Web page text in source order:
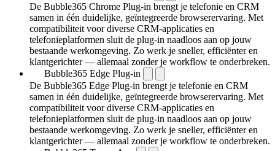
De Bubble365 Chrome Plug-in brengt je telefonie en CRM
samen in één duidelijke, geïntegreerde browserervaring. Met
compatibiliteit voor diverse CRM-applicaties en
telefonieplatformen sluit de plug-in naadloos aan op jouw
bestaande werkomgeving. Zo werk je sneller, efficiënter en
klantgerichter — allemaal zonder je workflow te onderbreken.
Bubble365 Edge Plug-in
De Bubble365 Edge Plug-in brengt je telefonie en CRM
samen in één duidelijke, geïntegreerde browserervaring. Met
compatibiliteit voor diverse CRM-applicaties en
telefonieplatformen sluit de plug-in naadloos aan op jouw
bestaande werkomgeving. Zo werk je sneller, efficiënter en
klantgerichter — allemaal zonder je workflow te onderbreken.